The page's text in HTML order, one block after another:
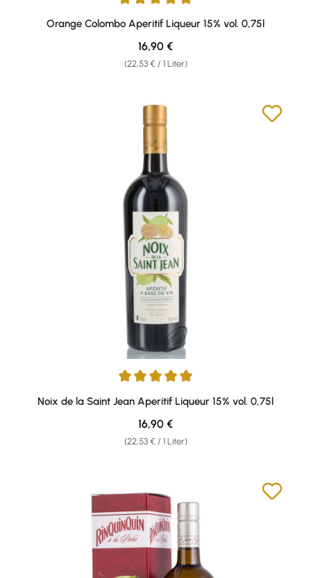
Durchschnittliche Bewertung von 4.89 von 5 Sternen
Orange Colombo Aperitif Liqueur 15% vol. 0,75l
(22,53 € / 1 Liter)
Regulärer Preis:
16,90 €
Durchschnittliche Bewertung von 5 von 5 Sternen
Noix de la Saint Jean Aperitif Liqueur 15% vol. 0,75l
(22,53 € / 1 Liter)
Regulärer Preis:
16,90 €